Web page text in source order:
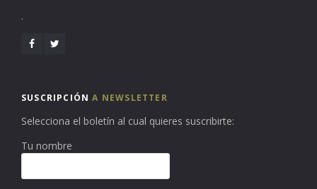
.
SUSCRIPCIÓNA NEWSLETTER
Selecciona el boletín al cual quieres suscribirte:
Tu nombre